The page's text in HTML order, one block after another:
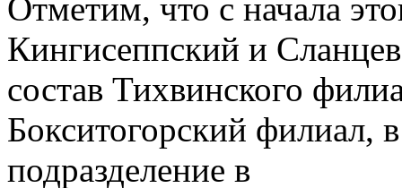
Отметим, что с начала
Кингисеппский и
состав Тихвинского
Бокситогорский филиал,
подразделение в